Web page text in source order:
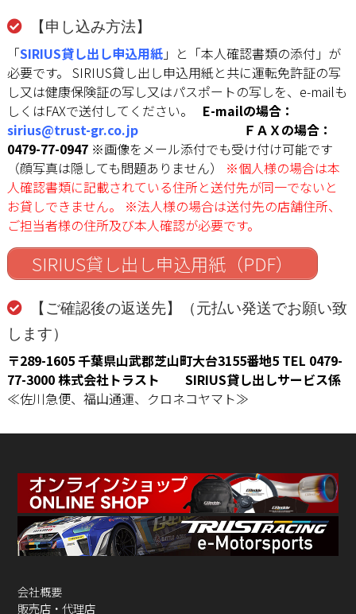
【申し込み方法】
「SIRIUS貸し出し申込用紙」と「本人確認書類の添付」が
必要です。 SIRIUS貸し出し申込用紙と共に運転免許証の写
し又は健康保険証の写し又はパスポートの写しを、e-mailも
しくはFAXで送付してください。 E-mailの場合：
sirius@trust-gr.co.jp
ＦＡＸの場合：
0479-77-0947※画像をメール添付でも受け付け可能です
（顔写真は隠しても問題ありません） ※個人様の場合は本
人確認書類に記載されている住所と送付先が同一でないと
お貸しできません。
※法人様の場合は送付先の店舗住所、
ご担当者様の住所及び本人確認が必要です。
SIRIUS貸し出し申込用紙（PDF）
【ご確認後の返送先】（元払い発送でお願い致
します）
〒289-1605 千葉県山武郡芝山町大台3155番地5 TEL 0479-
77-3000株式会社トラスト SIRIUS貸し出しサービス係
≪佐川急便、福山通運、クロネコヤマト≫
会社概要
販売店・代理店